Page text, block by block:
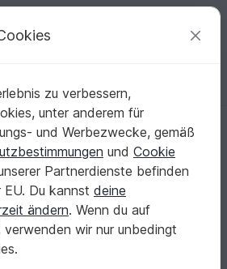
(EUR) einloggen Kostenlos registrieren
Elite Autor 174k
Bewertungen
Folgen |
Sortieren / Filter
zu verbessern,
unter anderem für
und Werbezwecke, gemäß
und Cookie
Partnerdienste befinden
Du kannst deine
ändern. Wenn du auf
wir nur unbedingt